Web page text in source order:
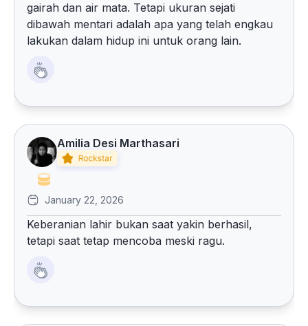
gairah dan air mata. Tetapi ukuran sejati
dibawah mentari adalah apa yang telah engkau
lakukan dalam hidup ini untuk orang lain.
Amilia Desi Marthasari
January 22, 2026
Keberanian lahir bukan saat yakin berhasil,
tetapi saat tetap mencoba meski ragu.